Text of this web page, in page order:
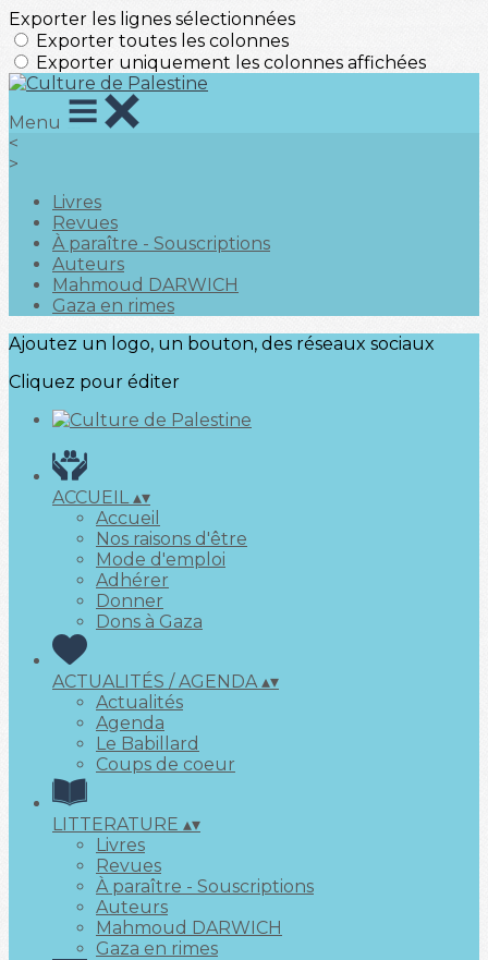
Exporter les lignes sélectionnées
Exporter toutes les colonnes
Exporter uniquement les colonnes affichées
Menu
<
>
Livres
Revues
À paraître - Souscriptions
Auteurs
Mahmoud DARWICH
Gaza en rimes
Ajoutez un logo, un bouton, des réseaux sociaux
Cliquez pour éditer
ACCUEIL▴▾
Accueil
Nos raisons d'être
Mode d'emploi
Adhérer
Donner
Dons à Gaza
ACTUALITÉS / AGENDA▴▾
Actualités
Agenda
Le Babillard
Coups de coeur
LITTERATURE ▴▾
Livres
Revues
À paraître - Souscriptions
Auteurs
Mahmoud DARWICH
Gaza en rimes